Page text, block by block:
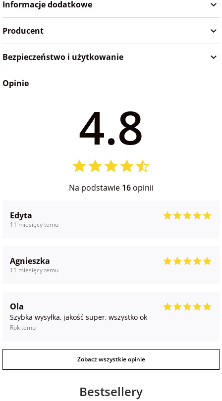
na Wielkanoc
na wieczór
panieński
na wieczór
Informacje dodatkowe
Producent
Bezpieczeństwo i użytkowanie
Opinie
4.8
Na podstawie 16opinii
Edyta
11 miesięcy temu
Agnieszka
11 miesięcy temu
Ola
Szybka wysyłka, jakość super, wszystko ok
Rok temu
Zobacz wszystkie opinie
Bestsellery